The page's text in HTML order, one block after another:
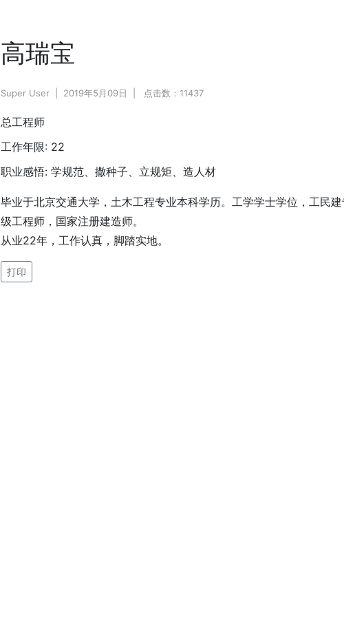
高瑞宝
Super User 2019年5月09日 点击数：11437
总工程师
工作年限: 22
职业感悟: 学规范、撒种子、立规矩、造人材
毕业于北京交通大学，土木工程专业本科学历。工学学士学位，工民
级工程师，国家注册建造师。
从业22年，工作认真，脚踏实地。
打印